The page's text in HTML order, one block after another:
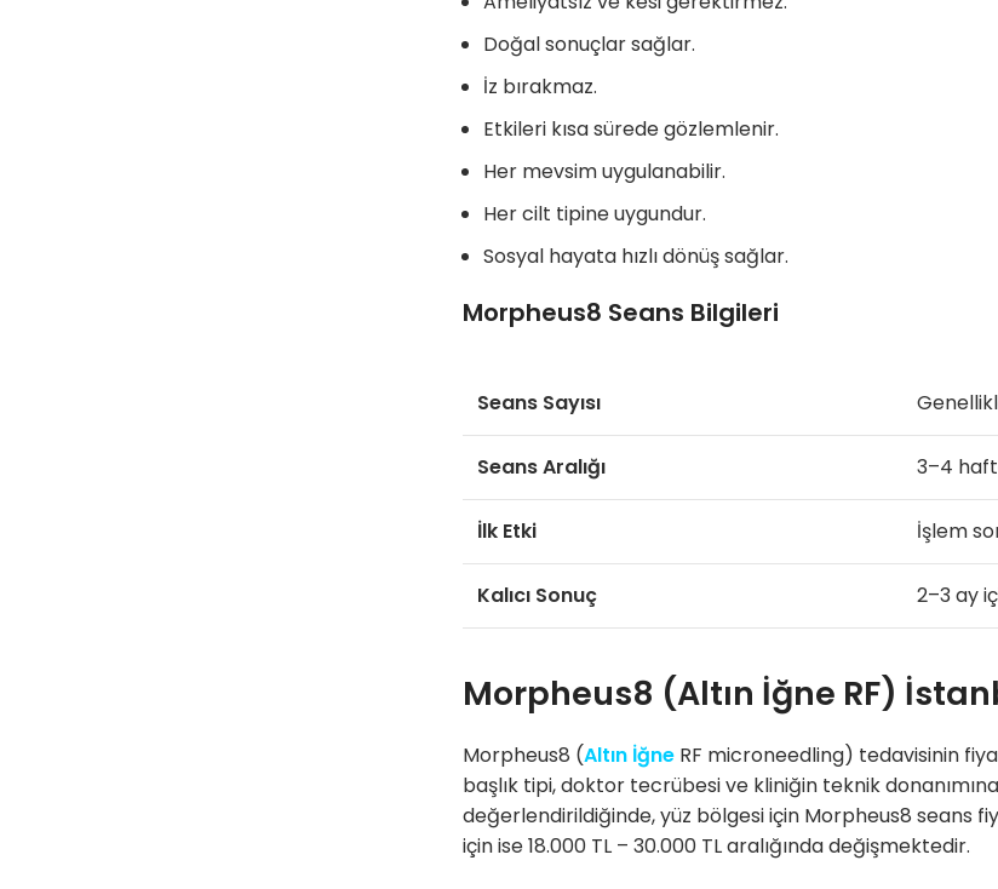
Doğal sonuçlar sağlar.
İz bırakmaz.
Etkileri kısa sürede gözlemlenir.
Her mevsim uygulanabilir.
Her cilt tipine uygundur.
Sosyal hayata hızlı dönüş sağlar.
Morpheus8 Seans Bilgileri
Seans Sayısı
Seans Aralığı 3–4
İlk Etki İşlem
Kalıcı Sonuç 2–3 ay
Morpheus8 (Altın İğne RF)
Morpheus8 (Altın İğneRF microneedling) tedavisinin
başlık tipi, doktor tecrübesi ve kliniğin teknik
değerlendirildiğinde, yüz bölgesi için Morpheus8 seans
için ise 18.000 TL – 30.000 TL aralığında değişmektedir.